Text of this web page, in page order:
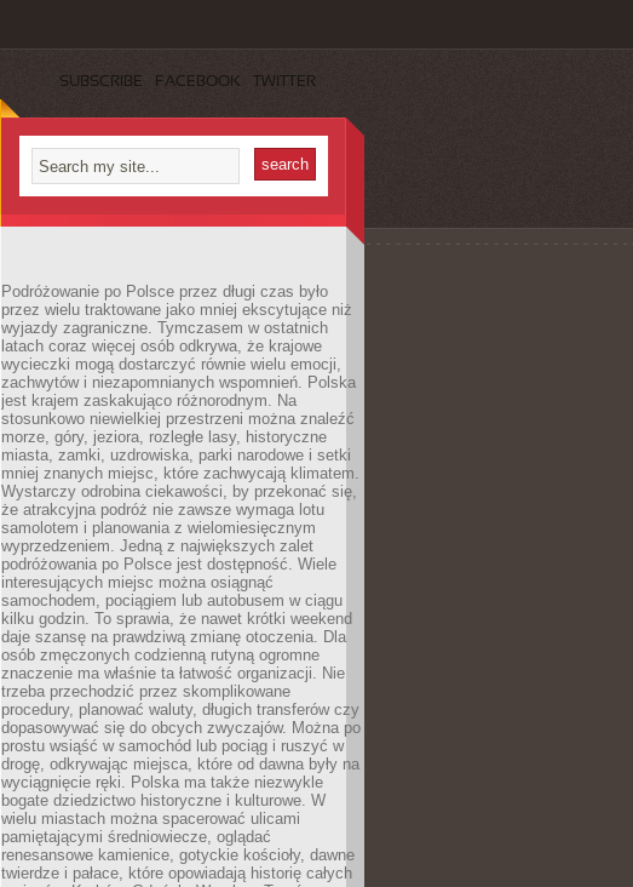
SUBSCRIBE FACEBOOK TWITTER
Podróżowanie po Polsce przez długi czas było
przez wielu traktowane jako mniej ekscytujące niż
wyjazdy zagraniczne. Tymczasem w ostatnich
latach coraz więcej osób odkrywa, że krajowe
wycieczki mogą dostarczyć równie wielu emocji,
zachwytów i niezapomnianych wspomnień. Polska
jest krajem zaskakująco różnorodnym. Na
stosunkowo niewielkiej przestrzeni można znaleźć
morze, góry, jeziora, rozległe lasy, historyczne
miasta, zamki, uzdrowiska, parki narodowe i setki
mniej znanych miejsc, które zachwycają klimatem.
Wystarczy odrobina ciekawości, by przekonać się,
że atrakcyjna podróż nie zawsze wymaga lotu
samolotem i planowania z wielomiesięcznym
wyprzedzeniem. Jedną z największych zalet
podróżowania po Polsce jest dostępność. Wiele
interesujących miejsc można osiągnąć
samochodem, pociągiem lub autobusem w ciągu
kilku godzin. To sprawia, że nawet krótki weekend
daje szansę na prawdziwą zmianę otoczenia. Dla
osób zmęczonych codzienną rutyną ogromne
znaczenie ma właśnie ta łatwość organizacji. Nie
trzeba przechodzić przez skomplikowane
procedury, planować waluty, długich transferów czy
dopasowywać się do obcych zwyczajów. Można po
prostu wsiąść w samochód lub pociąg i ruszyć w
drogę, odkrywając miejsca, które od dawna były na
wyciągnięcie ręki. Polska ma także niezwykle
bogate dziedzictwo historyczne i kulturowe. W
wielu miastach można spacerować ulicami
pamiętającymi średniowiecze, oglądać
renesansowe kamienice, gotyckie kościoły, dawne
twierdze i pałace, które opowiadają historię całych